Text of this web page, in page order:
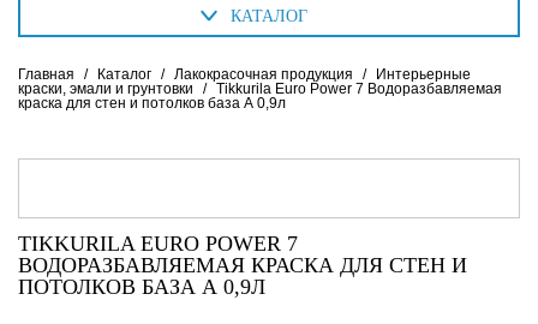
КАТАЛОГ
Главная / Каталог / Лакокрасочная продукция /
Интерьерные
краски, эмали и грунтовки
/ Tikkurila Euro Power 7 Водоразбавляемая
краска для стен и потолков база А 0,9л
TIKKURILA EURO POWER 7
ВОДОРАЗБАВЛЯЕМАЯ КРАСКА ДЛЯ СТЕН И
ПОТОЛКОВ БАЗА А 0,9Л